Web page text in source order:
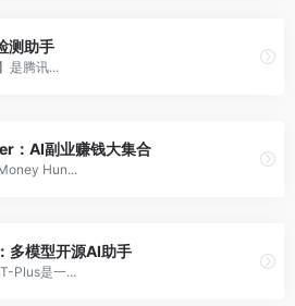
测助手
是腾讯...
：AI副业赚钱大集合
Hun...
模型开源AI助手
Plus是一...